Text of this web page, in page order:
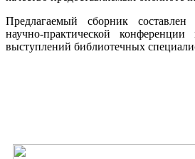
Предлагаемый сборник
научно-практической
выступлений библиотечных